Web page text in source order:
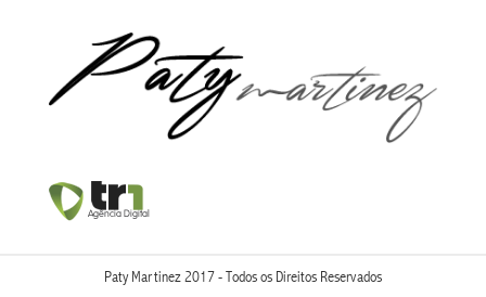
Paty Martinez 2017 - Todos os Direitos Reservados